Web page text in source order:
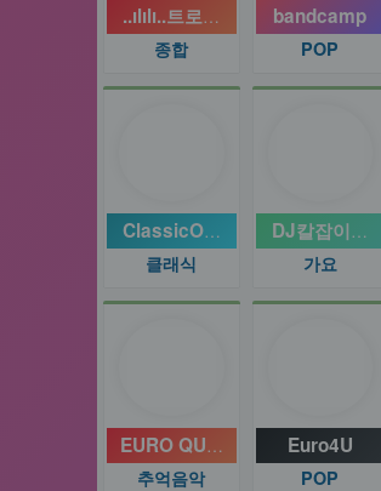
..ılılı..트로트 맛집..ılılı..
종합
bandcamp
POP
ClassicOdyssey
클래식
DJ칼잡이나이
가요
EURO QUEEN
추억음악
Euro4U
POP